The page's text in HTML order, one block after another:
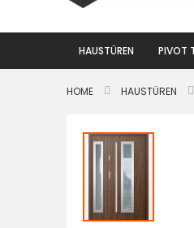
HAUSTÜREN PIVOT
HOME HAUSTÜREN
Zum
der
Bildgalerie
springen